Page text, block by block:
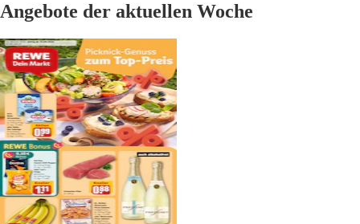
Angebote der aktuellen Woche